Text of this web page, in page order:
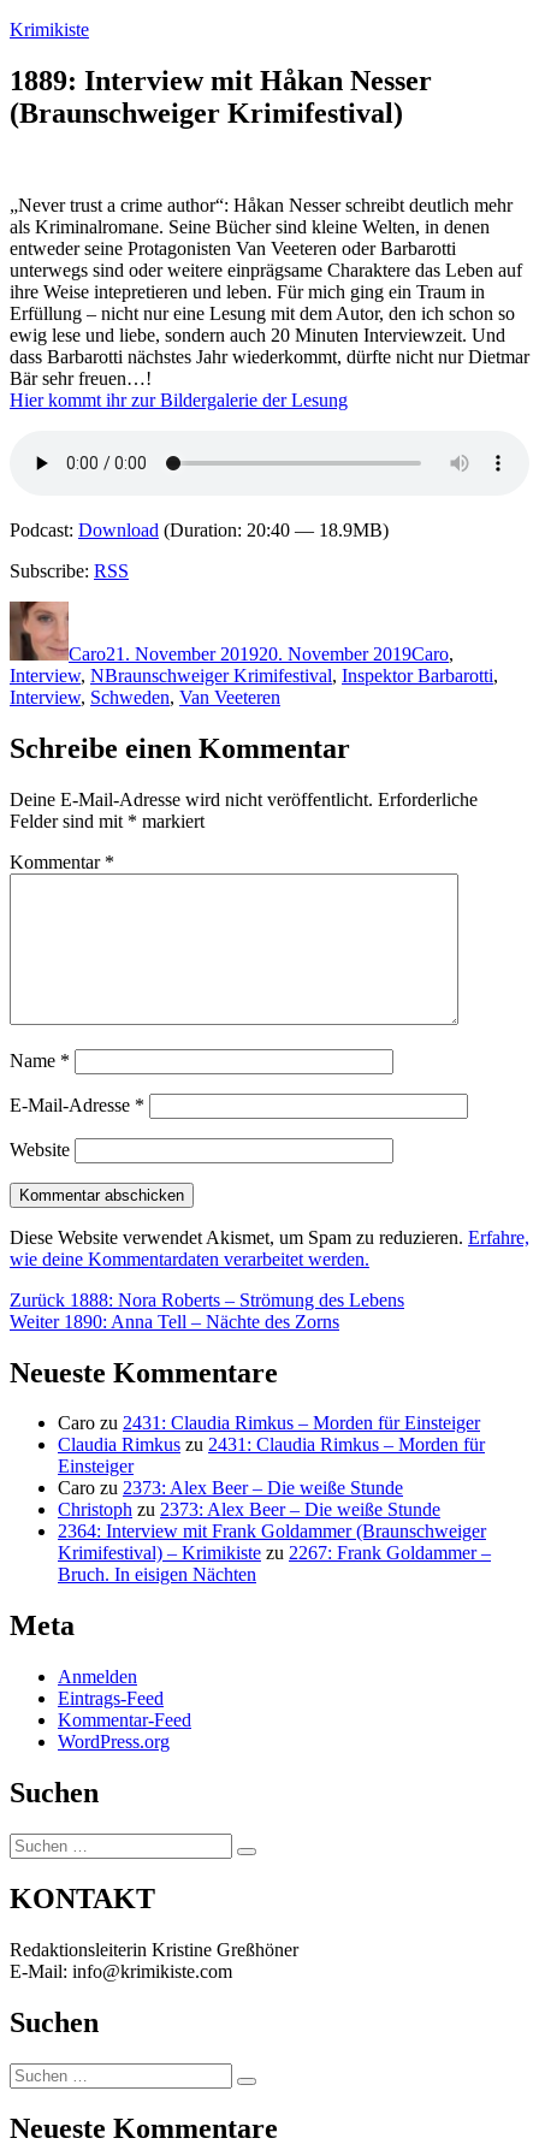
Zum
springen
Krimikiste
1889: Interview mit Håkan Nesser
(Braunschweiger Krimifestival)
„Never trust a crime author“: Håkan Nesser schreibt deutlich mehr
als Kriminalromane. Seine Bücher sind kleine Welten, in denen
entweder seine Protagonisten Van Veeteren oder Barbarotti
unterwegs sind oder weitere einprägsame Charaktere das Leben auf
ihre Weise intepretieren und leben. Für mich ging ein Traum in
Erfüllung – nicht nur eine Lesung mit dem Autor, den ich schon so
ewig lese und liebe, sondern auch 20 Minuten Interviewzeit. Und
dass Barbarotti nächstes Jahr wiederkommt, dürfte nicht nur Dietmar
Bär sehr freuen…!
Hier kommt ihr zur Bildergalerie der Lesung
Podcast: Download (Duration: 20:40 — 18.9MB)
Subscribe: RSS
Autor
Caro21. November 201920. November 2019Caro,
Interview, NSchlagwörter
Braunschweiger Krimifestival, Inspektor Barbarotti,
Interview, Schweden, Van Veeteren
Schreibe einen Kommentar
Deine E-Mail-Adresse wird nicht veröffentlicht. Erforderliche
Felder sind mit * markiert
Kommentar *
Name *
E-Mail-Adresse *
Website
Diese Website verwendet Akismet, um Spam zu reduzieren. Erfahre,
wie deine Kommentardaten verarbeitet werden.
Beitragsnavigation
Zurück Vorheriger
Beitrag:
1888: Nora Roberts – Strömung des Lebens
Weiter Nächster
1890: Anna Tell – Nächte des Zorns
Neueste Kommentare
Caro zu 2431: Claudia Rimkus – Morden für Einsteiger
Claudia Rimkus zu 2431: Claudia Rimkus – Morden für
Einsteiger
Caro zu 2373: Alex Beer – Die weiße Stunde
Christoph zu 2373: Alex Beer – Die weiße Stunde
2364: Interview mit Frank Goldammer (Braunschweiger
Krimifestival) – Krimikiste zu 2267: Frank Goldammer –
Bruch. In eisigen Nächten
Meta
Anmelden
Eintrags-Feed
Kommentar-Feed
WordPress.org
Suchen
Suchen
nach:
Suchen
KONTAKT
Redaktionsleiterin Kristine Greßhöner
E-Mail: info@krimikiste.com
Suchen
Suchen
nach:
Suchen
Neueste Kommentare